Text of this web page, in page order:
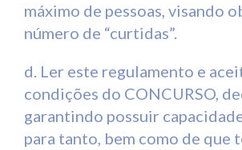
máximo de pessoas, visando
número de “curtidas”.
d. Ler este regulamento e
condições do CONCURSO,
garantindo possuir
para tanto, bem como de que